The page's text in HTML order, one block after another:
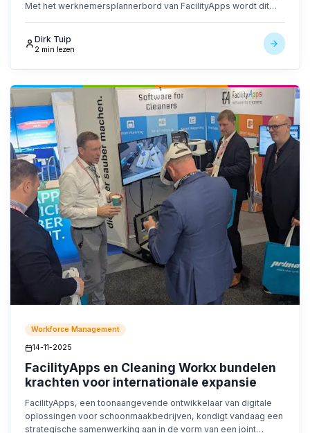
Met het werknemersplannerbord van FacilityApps wordt dit
intuïtief overzicht van alle medewerkers en hun taken, zodat
[...]
Dirk Tuip
2 min lezen
Workforce Management
14-11-2025
FacilityApps en Cleaning Workx bundelen
krachten voor internationale expansie
FacilityApps, een toonaangevende ontwikkelaar van digitale
oplossingen voor schoonmaakbedrijven, kondigt vandaag een
strategische samenwerking aan in de vorm van een joint